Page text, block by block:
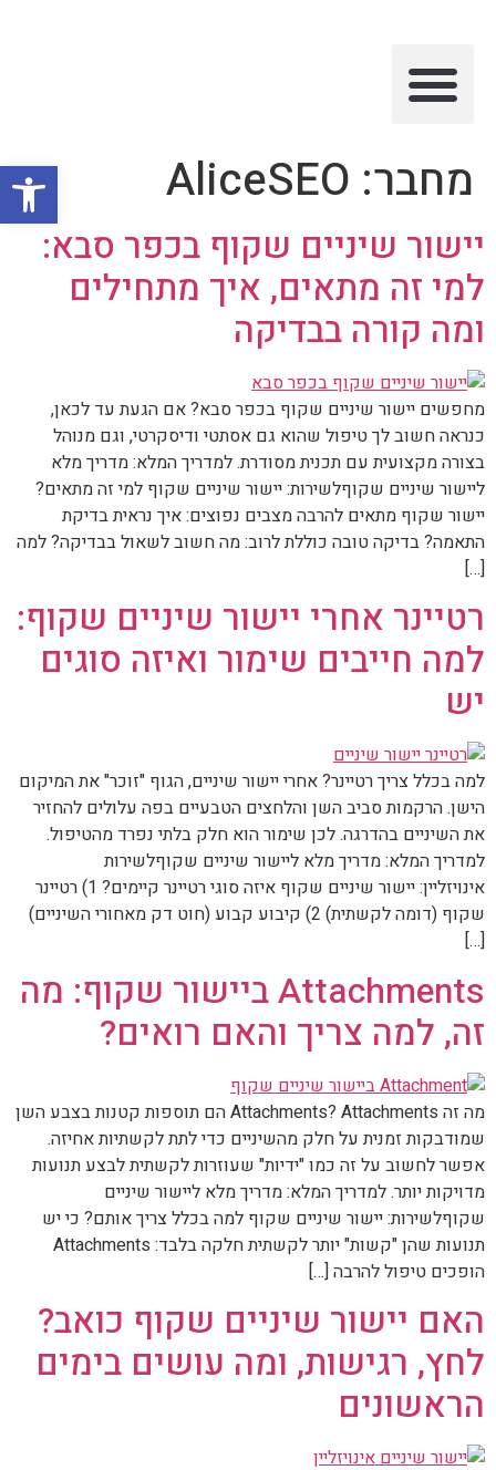
פתח מחבר: AliceSEO
יישור שיניים שקוף בכפר סבא:
למי זה מתאים, איך מתחילים
ומה קורה בבדיקה
מחפשים יישור שיניים שקוף בכפר סבא? אם הגעת עד לכאן,
כנראה חשוב לך טיפול שהוא גם אסתטי ודיסקרטי, וגם מנוהל
בצורה מקצועית עם תכנית מסודרת. למדריך המלא: מדריך מלא
ליישור שיניים שקוףלשירות: יישור שיניים שקוף למי זה מתאים?
יישור שקוף מתאים להרבה מצבים נפוצים: איך נראית בדיקת
התאמה? בדיקה טובה כוללת לרוב: מה חשוב לשאול בבדיקה? למה
[…]
רטיינר אחרי יישור שיניים שקוף:
למה חייבים שימור ואיזה סוגים
יש
למה בכלל צריך רטיינר? אחרי יישור שיניים, הגוף "זוכר" את המיקום
הישן. הרקמות סביב השן והלחצים הטבעיים בפה עלולים להחזיר
את השיניים בהדרגה. לכן שימור הוא חלק בלתי נפרד מהטיפול.
למדריך המלא: מדריך מלא ליישור שיניים שקוףלשירות
אינויזליין: יישור שיניים שקוף איזה סוגי רטיינר קיימים? 1) רטיינר
שקוף (דומה לקשתית) 2) קיבוע קבוע (חוט דק מאחורי השיניים)
[…]
Attachments ביישור שקוף: מה
זה, למה צריך והאם רואים?
מה זה Attachments? Attachments הם תוספות קטנות בצבע השן
שמודבקות זמנית על חלק מהשיניים כדי לתת לקשתיות אחיזה.
אפשר לחשוב על זה כמו "ידיות" שעוזרות לקשתית לבצע תנועות
מדויקות יותר. למדריך המלא: מדריך מלא ליישור שיניים
שקוףלשירות: יישור שיניים שקוף למה בכלל צריך אותם? כי יש
תנועות שהן "קשות" יותר לקשתית חלקה בלבד: Attachments
הופכים טיפול להרבה […]
האם יישור שיניים שקוף כואב?
לחץ, רגישות, ומה עושים בימים
הראשונים